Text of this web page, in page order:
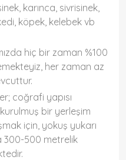
karınca, sivrisinek,
köpek, kelebek vb
hiç bir zaman %100
her zaman az
coğrafi yapısı
bir yerleşim
için, yokuş yukarı
300-500 metrelik